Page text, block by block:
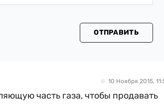
ОТПРАВИТЬ
10 Ноября 2015,
часть газа, чтобы продавать